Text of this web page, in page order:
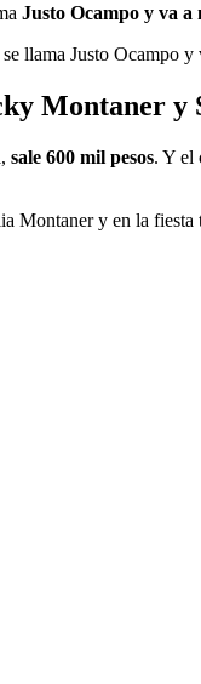
Justo Ocampo y va a
llama Justo Ocampo
Montaner y
sale 600 mil pesos. Y el
Montaner y en la fiesta